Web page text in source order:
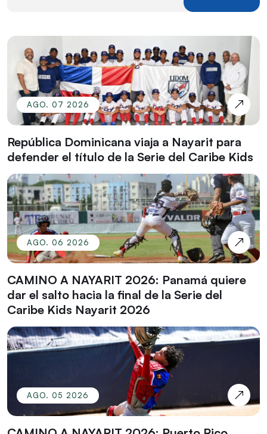
AGO. 07 2026
República Dominicana viaja a Nayarit para
defender el título de la Serie del Caribe Kids
AGO. 06 2026
CAMINO A NAYARIT 2026: Panamá quiere
dar el salto hacia la final de la Serie del
Caribe Kids Nayarit 2026
AGO. 05 2026